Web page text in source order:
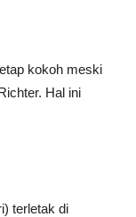
kokoh meski
Hal ini
terletak di